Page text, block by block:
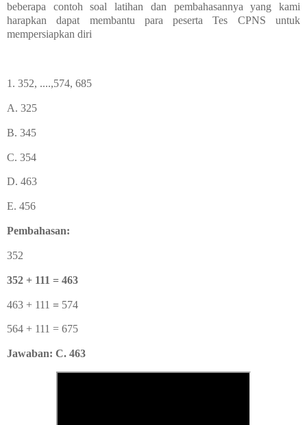
beberapa contoh soal latihan dan pembahasannya yang kami
harapkan dapat membantu para peserta Tes CPNS untuk
mempersiapkan diri
1. 352, ....,574, 685
A. 325
B. 345
C. 354
D. 463
E. 456
Pembahasan:
352
352 + 111 = 463
463 + 111 = 574
564 + 111 = 675
Jawaban: C. 463